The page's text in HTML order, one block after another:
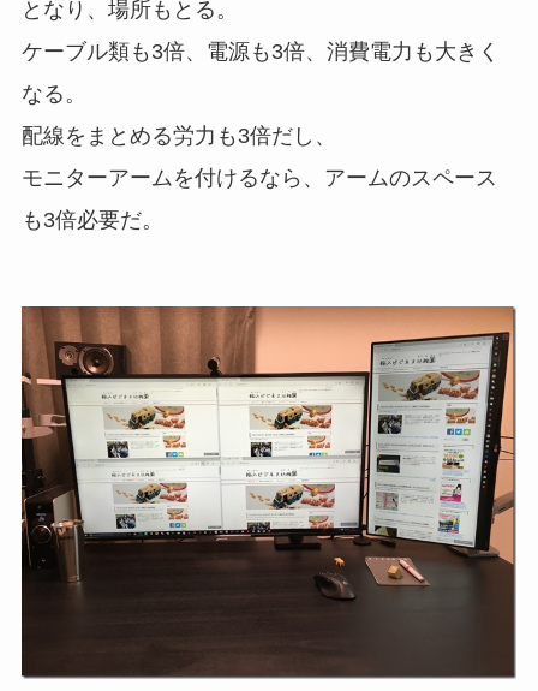
となり、場所もとる。
ケーブル類も3倍、電源も3倍、消費電力も大きく
なる。
配線をまとめる労力も3倍だし、
モニターアームを付けるなら、アームのスペース
も3倍必要だ。